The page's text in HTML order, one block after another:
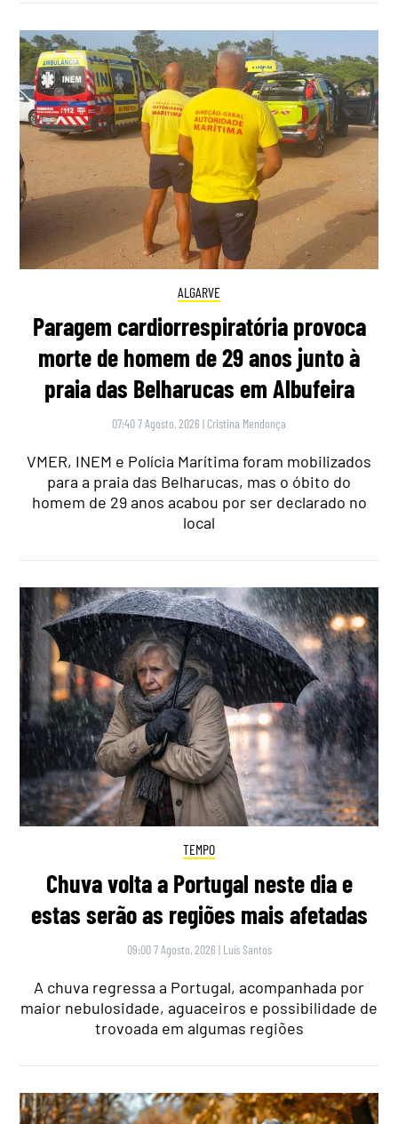
ALGARVE
Paragem cardiorrespiratória provoca
morte de homem de 29 anos junto à
praia das Belharucas em Albufeira
07:40 7 Agosto, 2026 | Cristina Mendonça
VMER, INEM e Polícia Marítima foram mobilizados
para a praia das Belharucas, mas o óbito do
homem de 29 anos acabou por ser declarado no
local
TEMPO
Chuva volta a Portugal neste dia e
estas serão as regiões mais afetadas
09:00 7 Agosto, 2026 | Luís Santos
A chuva regressa a Portugal, acompanhada por
maior nebulosidade, aguaceiros e possibilidade de
trovoada em algumas regiões